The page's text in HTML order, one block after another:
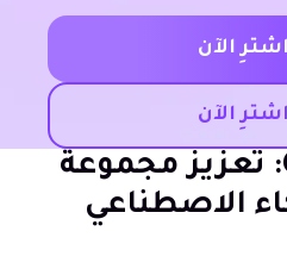
اشترِ الآن
اشترِ الآن
بدائل OpenClaw: تعزيز مجموعة
الاصطناعي